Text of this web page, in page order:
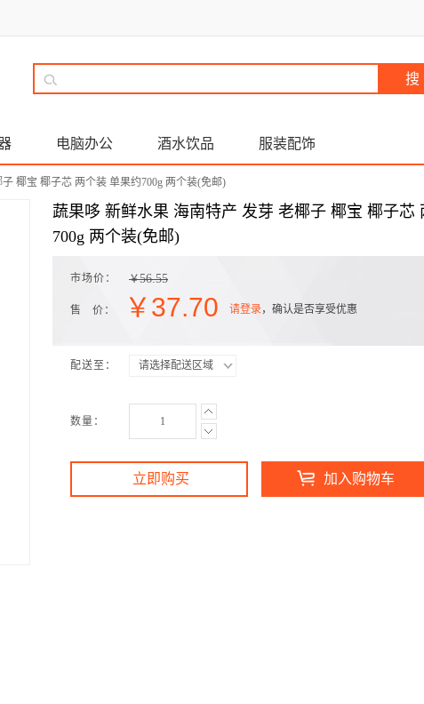
电脑办公 酒水饮品 服装配饰
椰宝 椰子芯 两个装 单果约700g 两个装(免邮)
蔬果哆 新鲜水果 海南特产 发芽 老椰子 椰宝 椰子芯
700g 两个装(免邮)
市场价： ￥56.55
售 价： ￥37.70 请登录，确认是否享受优惠
配送至： 请选择配送区域
数量：
立即购买 加入购物车